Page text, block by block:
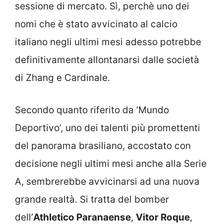
sessione di mercato. Sì, perchè uno dei
nomi che è stato avvicinato al calcio
italiano negli ultimi mesi adesso potrebbe
definitivamente allontanarsi dalle società
di Zhang e Cardinale.
Secondo quanto riferito da ‘Mundo
Deportivo’, uno dei talenti più promettenti
del panorama brasiliano, accostato con
decisione negli ultimi mesi anche alla Serie
A, sembrerebbe avvicinarsi ad una nuova
grande realtà. Si tratta del bomber
dell’Athletico Paranaense, Vitor Roque,